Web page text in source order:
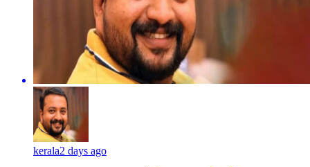
kerala2 days ago